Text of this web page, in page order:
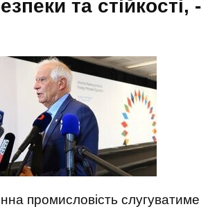
та стійкості, -
промисловість слугуватиме